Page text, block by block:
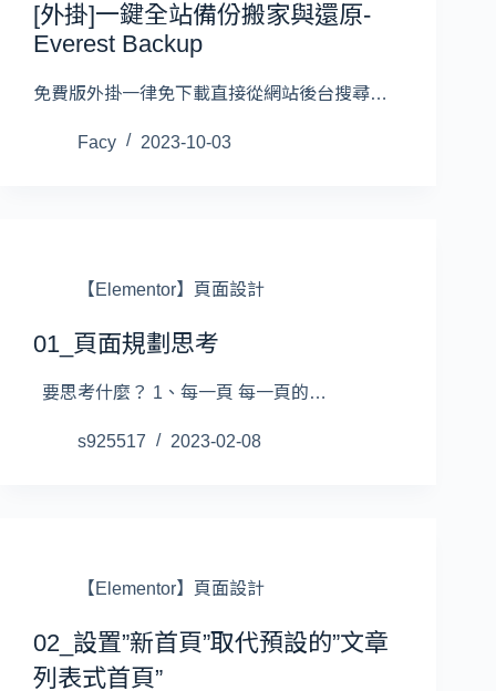
[外掛]一鍵全站備份搬家與還原-
Everest Backup
免費版外掛一律免下載直接從網站後台搜尋…
Facy 2023-10-03
【Elementor】頁面設計
01_頁面規劃思考
要思考什麼？ 1、每一頁 每一頁的…
s925517 2023-02-08
【Elementor】頁面設計
02_設置”新首頁”取代預設的”文章
列表式首頁”